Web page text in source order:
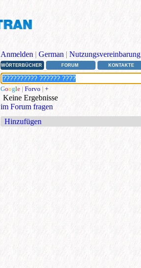
Anmelden | German | Nutzungsvereinbarung
WÖRTERBÜCHER FORUM KONTAKTE
Google | Forvo | +
Keine Ergebnisse
im Forum fragen
Hinzufügen